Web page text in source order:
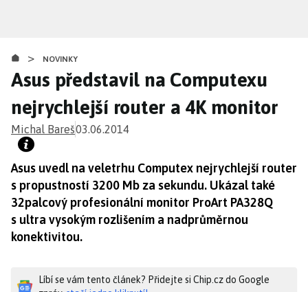
obsahu
> NOVINKY
Asus představil na Computexu
nejrychlejší router a 4K monitor
Michal Bareš03.06.2014
Asus uvedl na veletrhu Computex nejrychlejší router
s propustností 3200 Mb za sekundu. Ukázal také
32palcový profesionální monitor ProArt PA328Q
s ultra vysokým rozlišením a nadprůměrnou
konektivitou.
Líbí se vám tento článek? Přidejte si Chip.cz do Google